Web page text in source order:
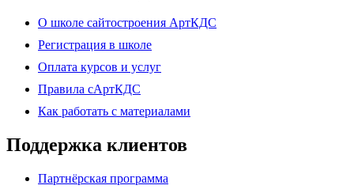
О школе сайтостроения АртКДС
Регистрация в школе
Оплата курсов и услуг
Правила сАртКДС
Как работать с материалами
Поддержка клиентов
Партнёрская программа